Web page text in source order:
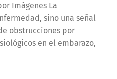
Imágenes La
sino una señal
obstrucciones por
en el embarazo,